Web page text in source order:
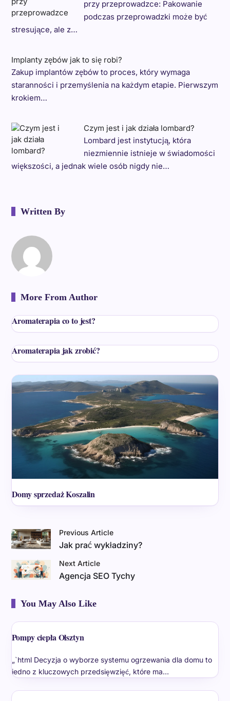
przy przeprowadzce: Pakowanie
podczas przeprowadzki może być
stresujące, ale z…
Implanty zębów jak to się robi?
Zakup implantów zębów to proces, który wymaga
staranności i przemyślenia na każdym etapie. Pierwszym
krokiem…
Czym jest i jak działa lombard?
Lombard jest instytucją, która
niezmiennie istnieje w świadomości
większości, a jednak wiele osób nigdy nie…
Written By
More From Author
Aromaterapia co to jest?
Aromaterapia jak zrobić?
Domy sprzedaż Koszalin
Previous Article
Jak prać wykładziny?
Next Article
Agencja SEO Tychy
You May Also Like
Pompy ciepła Olsztyn
„`html Decyzja o wyborze systemu ogrzewania dla domu to
jedno z kluczowych przedsięwzięć, które ma…